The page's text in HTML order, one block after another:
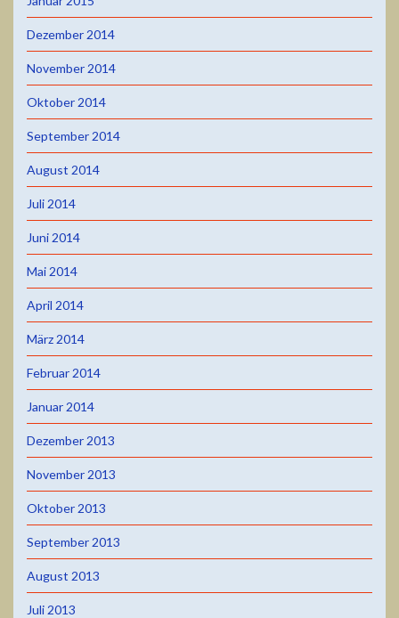
Dezember 2014
November 2014
Oktober 2014
September 2014
August 2014
Juli 2014
Juni 2014
Mai 2014
April 2014
März 2014
Februar 2014
Januar 2014
Dezember 2013
November 2013
Oktober 2013
September 2013
August 2013
Juli 2013